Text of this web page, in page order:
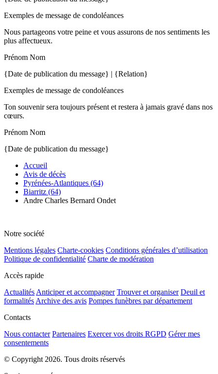
Exemples de message de condoléances
Nous partageons votre peine et vous assurons de nos sentiments les
plus affectueux.
Prénom Nom
{Date de publication du message} | {Relation}
Exemples de message de condoléances
Ton souvenir sera toujours présent et restera à jamais gravé dans nos
cœurs.
Prénom Nom
{Date de publication du message}
Accueil
Avis de décès
Pyrénées-Atlantiques (64)
Biarritz (64)
Andre Charles Bernard Ondet
Notre société
Mentions légales Charte-cookies Conditions générales d’utilisation
Politique de confidentialité Charte de modération
Accès rapide
Actualités Anticiper et accompagner Trouver et organiser Deuil et
formalités Archive des avis Pompes funèbres par département
Contacts
Nous contacter Partenaires Exercer vos droits RGPD Gérer mes
consentements
© Copyright 2026. Tous droits réservés